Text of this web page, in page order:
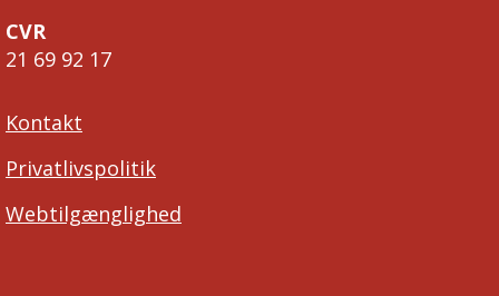
CVR
21 69 92 17
Kontakt
Privatlivspolitik
Webtilgænglighed